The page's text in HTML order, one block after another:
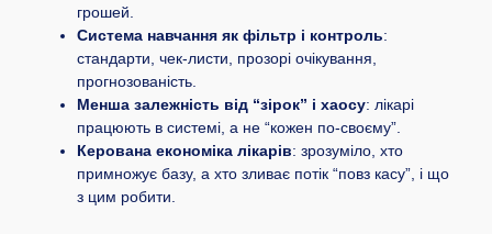
грошей.
Система навчання як фільтр і контроль:
стандарти, чек-листи, прозорі очікування,
прогнозованість.
Менша залежність від “зірок” і хаосу: лікарі
працюють в системі, а не “кожен по-своєму”.
Керована економіка лікарів: зрозуміло, хто
примножує базу, а хто зливає потік “повз касу”, і що
з цим робити.